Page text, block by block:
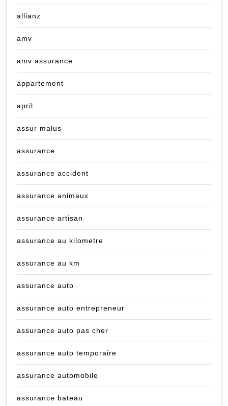
allianz
amv
amv assurance
appartement
april
assur malus
assurance
assurance accident
assurance animaux
assurance artisan
assurance au kilometre
assurance au km
assurance auto
assurance auto entrepreneur
assurance auto pas cher
assurance auto temporaire
assurance automobile
assurance bateau